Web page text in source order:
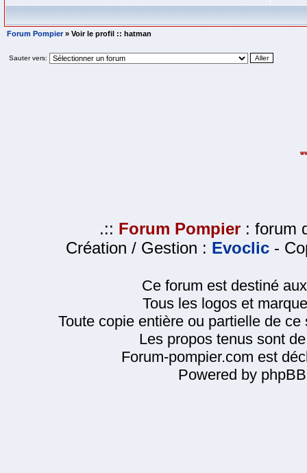
Forum Pompier» Voir le profil :: hatman
Sauter vers:
.:: Forum Pompier : forum
Création / Gestion : Evoclic -
Ce forum est destiné
Tous les logos et
Toute copie entière ou partielle de
Les propos tenus sont
Forum-pompier.com est
Powered by